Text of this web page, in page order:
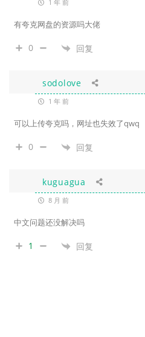
1 年 前
有夸克网盘的资源吗大佬
0 回复
sodolove
1 年 前
可以上传夸克吗，网址也失效了qwq
0 回复
kuguagua
8 月 前
中文问题还没解决吗
1 回复